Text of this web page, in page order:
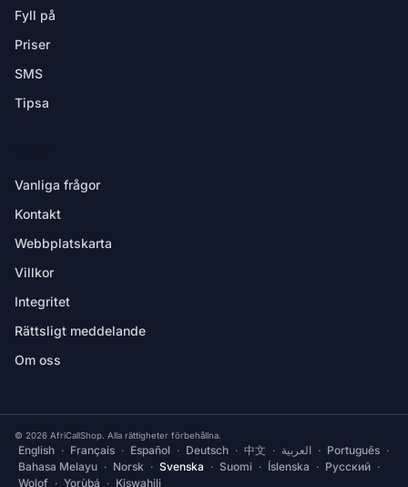
Fyll på
Priser
SMS
Tipsa
Vanliga frågor
Kontakt
Webbplatskarta
Villkor
Integritet
Rättsligt meddelande
Om oss
© 2026 AfriCallShop. Alla rättigheter förbehållna.
English · Français · Español · Deutsch · 中文 · العربية · Português ·
Bahasa Melayu · Norsk · Svenska · Suomi · Íslenska · Русский ·
Wolof · Yorùbá · Kiswahili